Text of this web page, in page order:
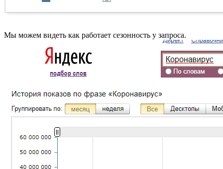
Мы можем видеть как работает сезонность у запроса.